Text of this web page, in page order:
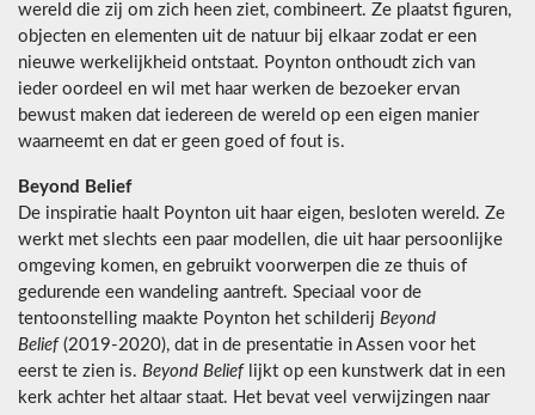
wereld die zij om zich heen ziet, combineert. Ze plaatst figuren,
objecten en elementen uit de natuur bij elkaar zodat er een
nieuwe werkelijkheid ontstaat. Poynton onthoudt zich van
ieder oordeel en wil met haar werken de bezoeker ervan
bewust maken dat iedereen de wereld op een eigen manier
waarneemt en dat er geen goed of fout is.
Beyond Belief
De inspiratie haalt Poynton uit haar eigen, besloten wereld. Ze
werkt met slechts een paar modellen, die uit haar persoonlijke
omgeving komen, en gebruikt voorwerpen die ze thuis of
gedurende een wandeling aantreft. Speciaal voor de
tentoonstelling maakte Poynton het schilderij Beyond
Belief (2019-2020), dat in de presentatie in Assen voor het
eerst te zien is. Beyond Belief lijkt op een kunstwerk dat in een
kerk achter het altaar staat. Het bevat veel verwijzingen naar